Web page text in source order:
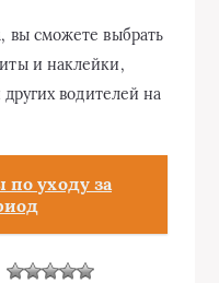
вы сможете выбрать
и наклейки,
других водителей на
по уходу за